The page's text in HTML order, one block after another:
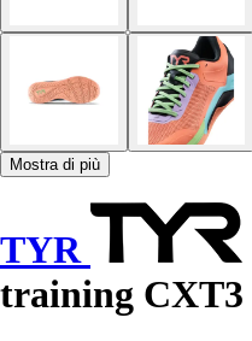
Mostra di più
TYR
training CXT3